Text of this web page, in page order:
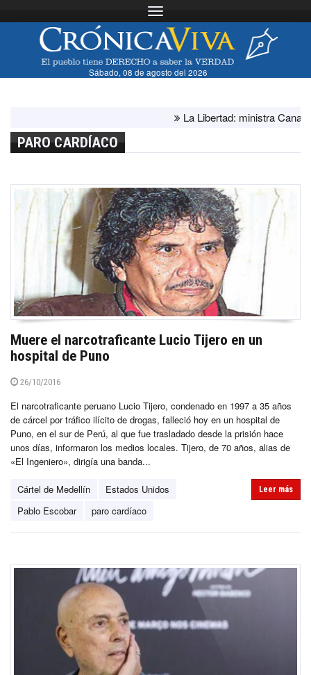
Toggle navigation
Sábado, 08 de agosto del 2026
La Libertad: ministra Canales
PARO CARDÍACO
Muere el narcotraficante Lucio Tijero en un
hospital de Puno
26/10/2016
El narcotraficante peruano Lucio Tijero, condenado en 1997 a 35 años
de cárcel por tráfico ilícito de drogas, falleció hoy en un hospital de
Puno, en el sur de Perú, al que fue trasladado desde la prisión hace
unos días, informaron los medios locales. Tijero, de 70 años, alias de
«El Ingeniero», dirigía una banda...
Cártel de Medellín
Estados Unidos
Pablo Escobar
paro cardíaco
Leer más